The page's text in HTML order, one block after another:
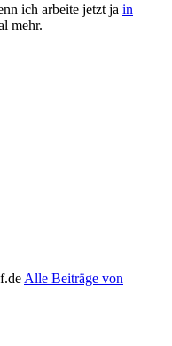
ich arbeite jetzt ja in
mehr.
Alle Beiträge von